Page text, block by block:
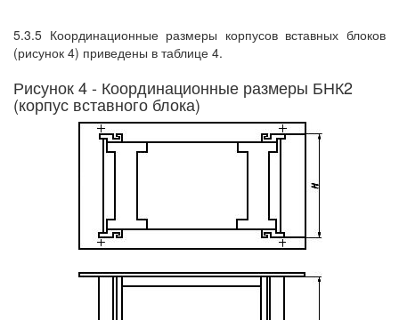
5.3.5 Координационные размеры корпусов вставных блоков
(рисунок 4) приведены в таблице 4.
Рисунок 4 - Координационные размеры БНК2
(корпус вставного блока)